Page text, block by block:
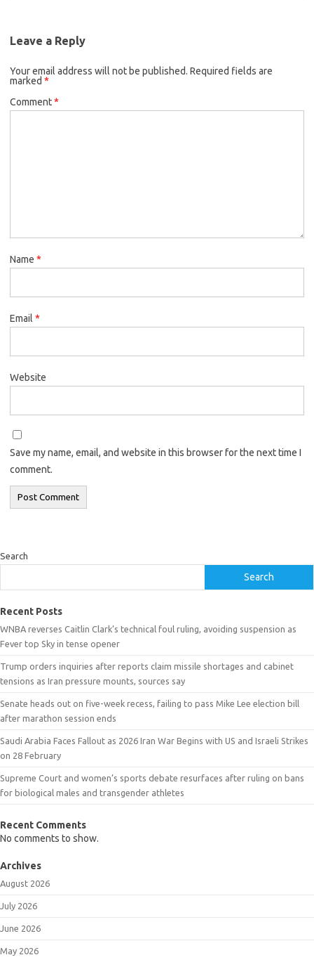
Leave a Reply
Your email address will not be published. Required fields are
marked *
Comment*
Name *
Email *
Website
Save my name, email, and website in this browser for the next time I
comment.
Search
Search
Recent Posts
WNBA reverses Caitlin Clark’s technical foul ruling, avoiding suspension as
Fever top Sky in tense opener
Trump orders inquiries after reports claim missile shortages and cabinet
tensions as Iran pressure mounts, sources say
Senate heads out on five-week recess, failing to pass Mike Lee election bill
after marathon session ends
Saudi Arabia Faces Fallout as 2026 Iran War Begins with US and Israeli Strikes
on 28 February
Supreme Court and women’s sports debate resurfaces after ruling on bans
for biological males and transgender athletes
Recent Comments
No comments to show.
Archives
August 2026
July 2026
June 2026
May 2026